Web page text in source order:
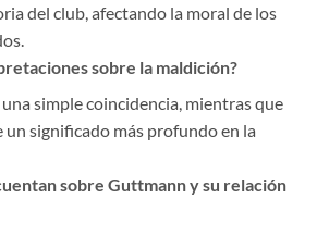
del club, afectando la moral de los
sobre la maldición?
simple coincidencia, mientras que
significado más profundo en la
sobre Guttmann y su relación